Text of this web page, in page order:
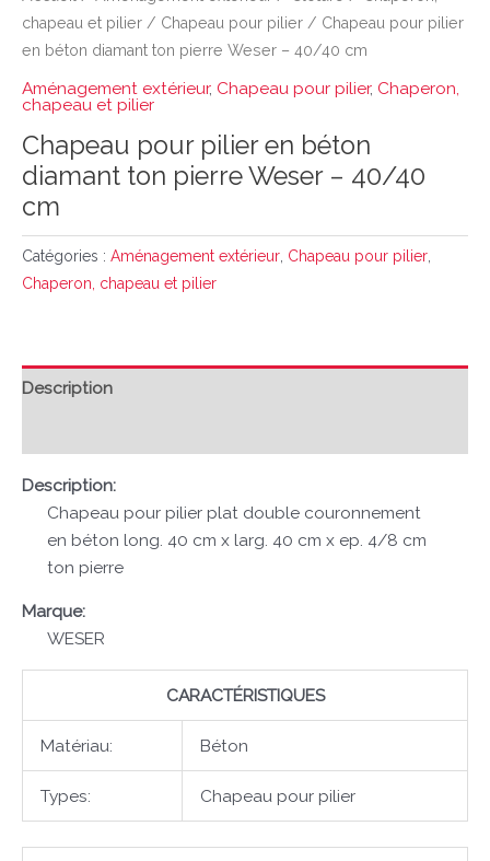
chapeau et pilier / Chapeau pour pilier / Chapeau pour pilier
en béton diamant ton pierre Weser – 40/40 cm
Aménagement extérieur, Chapeau pour pilier, Chaperon,
chapeau et pilier
Chapeau pour pilier en béton
diamant ton pierre Weser – 40/40
cm
Catégories : Aménagement extérieur, Chapeau pour pilier,
Chaperon, chapeau et pilier
Description
Description:
Chapeau pour pilier plat double couronnement
en béton long. 40 cm x larg. 40 cm x ep. 4/8 cm
ton pierre
Marque:
WESER
CARACTÉRISTIQUES
Matériau: Béton
Types: Chapeau pour pilier